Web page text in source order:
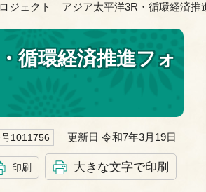
ジェクト アジア太平洋3R・循環経済推
循環経済推進フォ
1011756 更新日 令和7年3月19日
印刷 大きな文字で印刷